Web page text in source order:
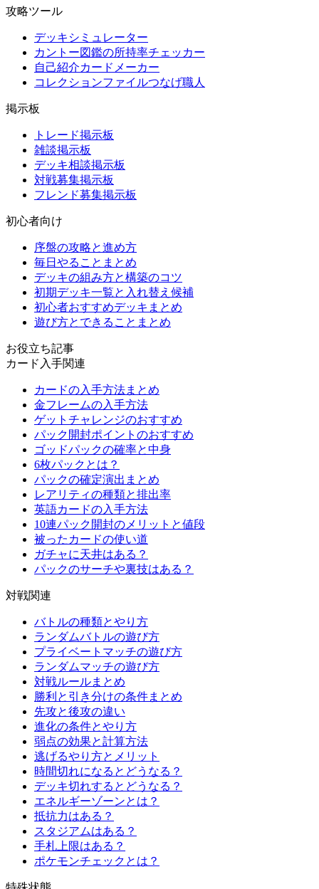
攻略ツール
デッキシミュレーター
カントー図鑑の所持率チェッカー
自己紹介カードメーカー
コレクションファイルつなげ職人
掲示板
トレード掲示板
雑談掲示板
デッキ相談掲示板
対戦募集掲示板
フレンド募集掲示板
初心者向け
序盤の攻略と進め方
毎日やることまとめ
デッキの組み方と構築のコツ
初期デッキ一覧と入れ替え候補
初心者おすすめデッキまとめ
遊び方とできることまとめ
お役立ち記事
カード入手関連
カードの入手方法まとめ
金フレームの入手方法
ゲットチャレンジのおすすめ
パック開封ポイントのおすすめ
ゴッドパックの確率と中身
6枚パックとは？
パックの確定演出まとめ
レアリティの種類と排出率
英語カードの入手方法
10連パック開封のメリットと値段
被ったカードの使い道
ガチャに天井はある？
パックのサーチや裏技はある？
対戦関連
バトルの種類とやり方
ランダムバトルの遊び方
プライベートマッチの遊び方
ランダムマッチの遊び方
対戦ルールまとめ
勝利と引き分けの条件まとめ
先攻と後攻の違い
進化の条件とやり方
弱点の効果と計算方法
逃げるやり方とメリット
時間切れになるとどうなる？
デッキ切れするとどうなる？
エネルギーゾーンとは？
抵抗力はある？
スタジアムはある？
手札上限はある？
ポケモンチェックとは？